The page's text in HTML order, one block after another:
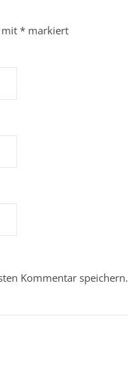
mit* markiert
Kommentar speichern.